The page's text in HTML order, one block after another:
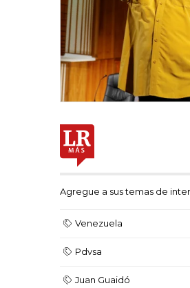
Agregue a sus temas de
Venezuela
Pdvsa
Juan Guaidó